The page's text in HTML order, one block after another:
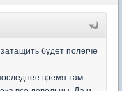
будет полегче
время там